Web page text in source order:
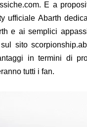
E a
ufficiale Abarth
e ai semplici
sito
in termini di
tutti i fan.